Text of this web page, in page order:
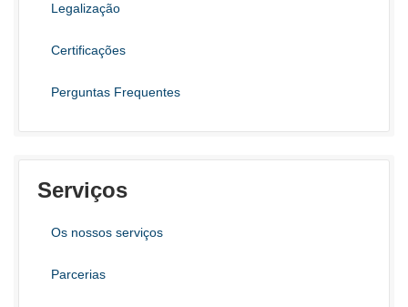
Legalização
Certificações
Perguntas Frequentes
Serviços
Os nossos serviços
Parcerias